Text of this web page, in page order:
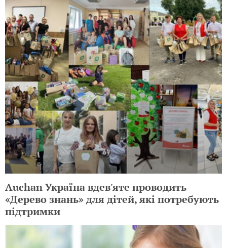
Auchan Україна вдев'яте проводить
«Дерево знань» для дітей, які потребують
підтримки